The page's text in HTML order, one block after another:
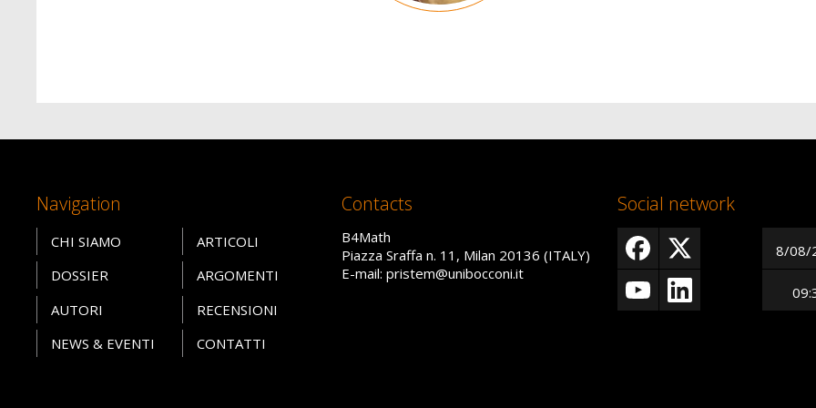
Navigation
CHI SIAMO
DOSSIER
AUTORI
NEWS & EVENTI
ARTICOLI
ARGOMENTI
RECENSIONI
CONTATTI
Contacts
B4Math
Piazza Sraffa n. 11, Milan 20136 (ITALY)
E-mail: pristem@unibocconi.it
Social network
8/08/